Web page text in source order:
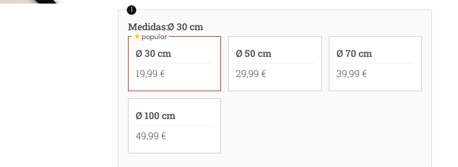
1
Medidas:Ø 30 cm
★popular
Ø 30 cm
19,99 €
Ø 50 cm
29,99 €
Ø 70 cm
39,99 €
Ø 100 cm
49,99 €